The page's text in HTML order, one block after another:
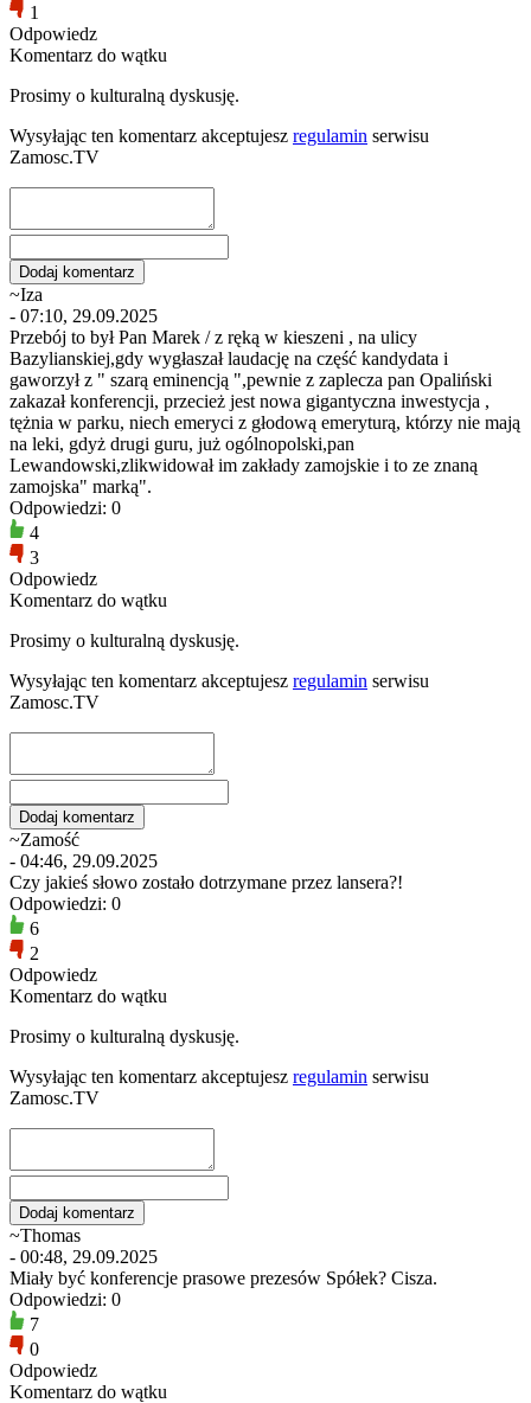
1
Odpowiedz
Komentarz do wątku
Prosimy o kulturalną dyskusję.
Wysyłając ten komentarz akceptujesz regulamin serwisu
Zamosc.TV
~Iza
- 07:10, 29.09.2025
Przebój to był Pan Marek / z ręką w kieszeni , na ulicy
Bazylianskiej,gdy wygłaszał laudację na część kandydata i
gaworzył z " szarą eminencją ",pewnie z zaplecza pan Opaliński
zakazał konferencji, przecież jest nowa gigantyczna inwestycja ,
tężnia w parku, niech emeryci z głodową emeryturą, którzy nie mają
na leki, gdyż drugi guru, już ogólnopolski,pan
Lewandowski,zlikwidował im zakłady zamojskie i to ze znaną
zamojska" marką".
Odpowiedzi: 0
4
3
Odpowiedz
Komentarz do wątku
Prosimy o kulturalną dyskusję.
Wysyłając ten komentarz akceptujesz regulamin serwisu
Zamosc.TV
~Zamość
- 04:46, 29.09.2025
Czy jakieś słowo zostało dotrzymane przez lansera?!
Odpowiedzi: 0
6
2
Odpowiedz
Komentarz do wątku
Prosimy o kulturalną dyskusję.
Wysyłając ten komentarz akceptujesz regulamin serwisu
Zamosc.TV
~Thomas
- 00:48, 29.09.2025
Miały być konferencje prasowe prezesów Spółek? Cisza.
Odpowiedzi: 0
7
0
Odpowiedz
Komentarz do wątku